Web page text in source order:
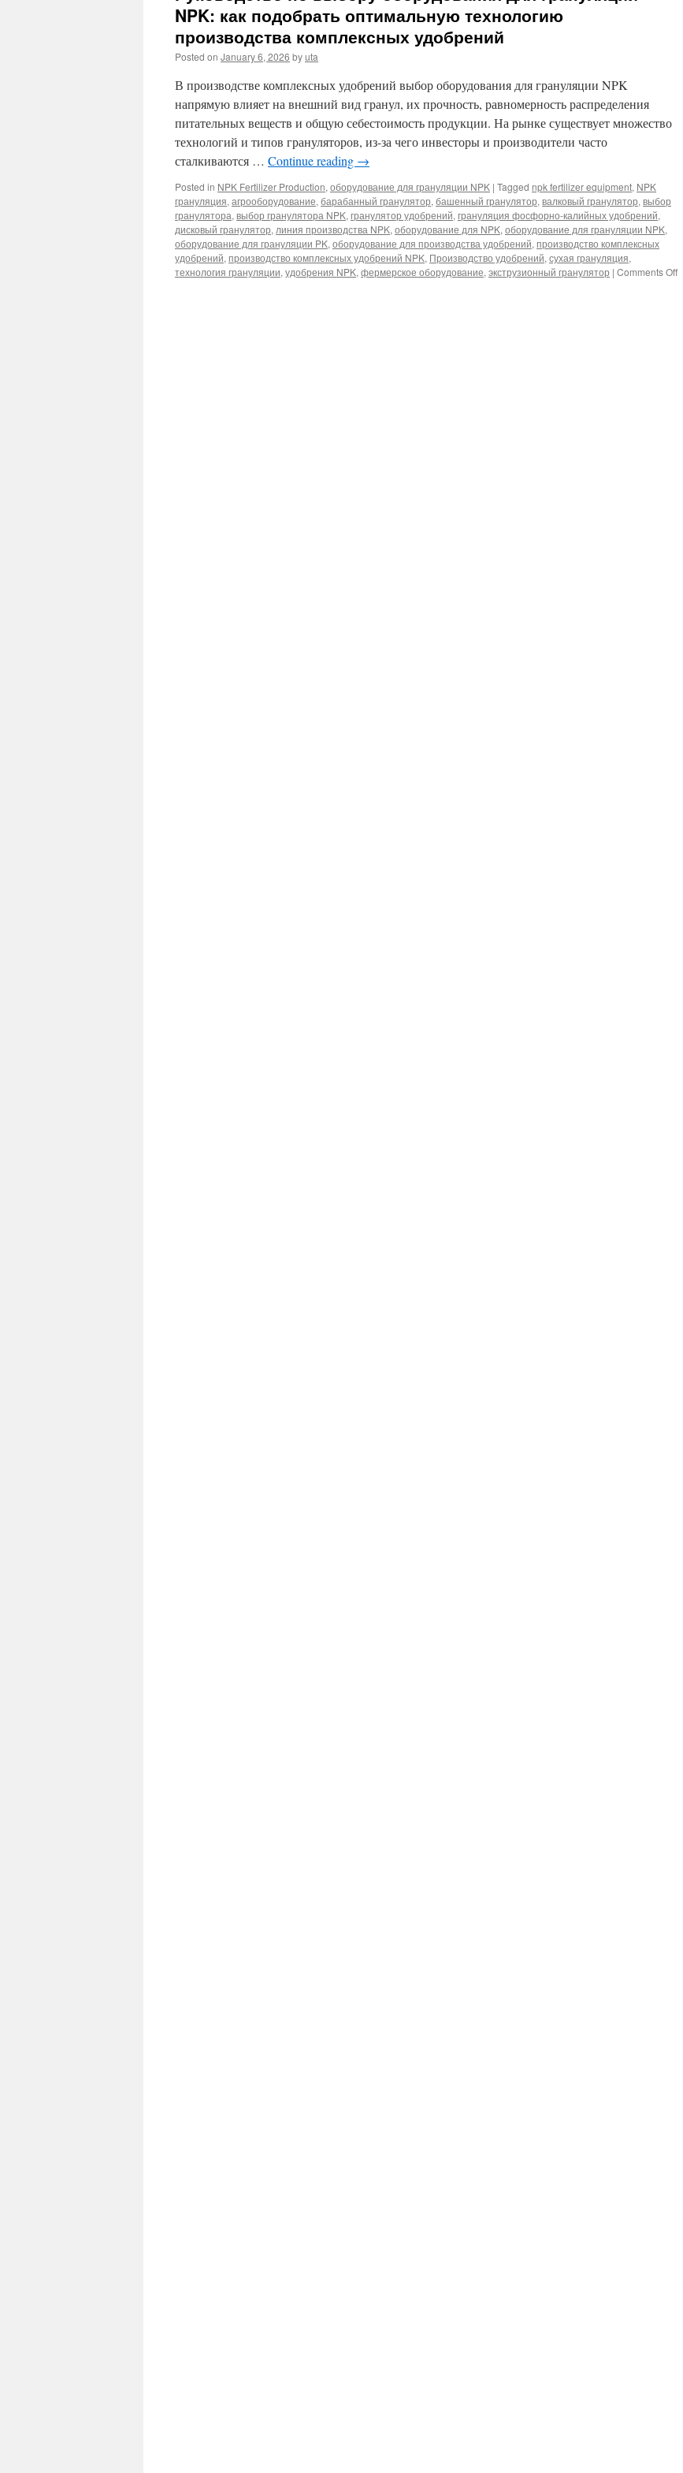
NPK: как подобрать оптимальную технологию
производства комплексных удобрений
Posted on January 6, 2026 byuta
В производстве комплексных удобрений выбор оборудования для грануляции NPK
напрямую влияет на внешний вид гранул, их прочность, равномерность распределения
питательных веществ и общую себестоимость продукции. На рынке существует множество
технологий и типов грануляторов, из-за чего инвесторы и производители часто
сталкиваются … Continue reading →
Posted in NPK Fertilizer Production, оборудование для грануляции NPK | Tagged npk fertilizer equipment, NPK
грануляция, агрооборудование, барабанный гранулятор, башенный гранулятор, валковый гранулятор, выбор
гранулятора, выбор гранулятора NPK, гранулятор удобрений, грануляция фосфорно-калийных удобрений,
дисковый гранулятор, линия производства NPK, оборудование для NPK, оборудование для грануляции NPK,
оборудование для грануляции PK, оборудование для производства удобрений, производство комплексных
удобрений, производство комплексных удобрений NPK, Производство удобрений, сухая грануляция,
технология грануляции, удобрения NPK, фермерское оборудование, экструзионный гранулятор | Comments Off